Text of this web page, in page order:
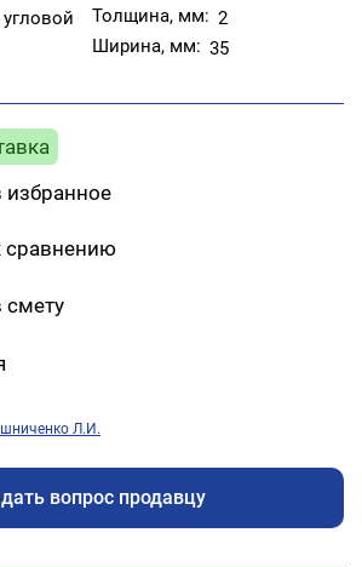
Толщина, мм: 2
Ширина, мм: 35
избранное
сравнению
смету
Л.И.
вопрос продавцу